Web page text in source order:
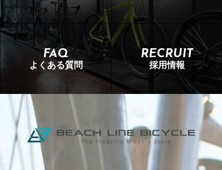
FAQ
よくある質問
RECRUIT
採用情報